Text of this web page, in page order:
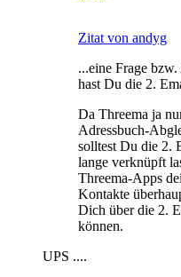
Zitat von andyg
...eine Frage
hast Du die 2.
Da Threema ja
Adressbuch-
solltest Du die 2.
lange verknüpft
Threema-Apps
Kontakte
Dich über die 2.
können.
UPS ....